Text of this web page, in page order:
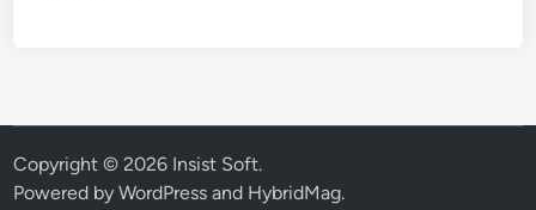
Copyright © 2026 Insist Soft.
Powered byWordPress and HybridMag.